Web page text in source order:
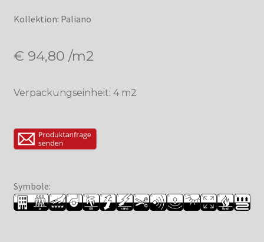
Kollektion: Paliano
€ 94,80 /m2
Verpackungseinheit: 4 m2
Symbole: